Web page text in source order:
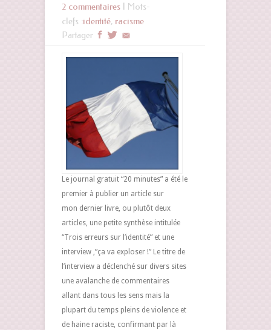
2 commentaires | Mots-
clefs :identité, racisme
Partager
Le journal gratuit “20 minutes” a été le
premier à publier un article sur
mon dernier livre, ou plutôt deux
articles, une petite synthèse intitulée
“Trois erreurs sur l’identité” et une
interview ,”ça va exploser !” Le titre de
l’interview a déclenché sur divers sites
une avalanche de commentaires
allant dans tous les sens mais la
plupart du temps pleins de violence et
de haine raciste, confirmant par là